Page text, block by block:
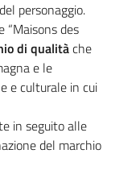
personaggio.
“Maisons des
di qualitàche
e le
e culturale in cui
in seguito alle
del marchio